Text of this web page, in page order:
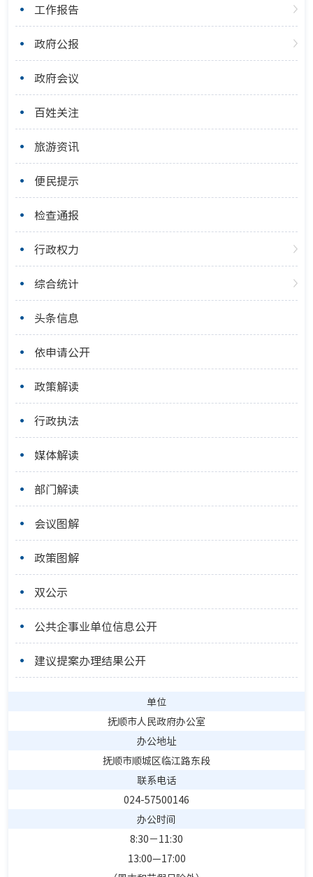
工作报告
政府公报
政府会议
百姓关注
旅游资讯
便民提示
检查通报
行政权力
综合统计
头条信息
依申请公开
政策解读
行政执法
媒体解读
部门解读
会议图解
政策图解
双公示
公共企事业单位信息公开
建议提案办理结果公开
单位
抚顺市人民政府办公室
办公地址
抚顺市顺城区临江路东段
联系电话
024-57500146
办公时间
8:30－11:30
13:00—17:00